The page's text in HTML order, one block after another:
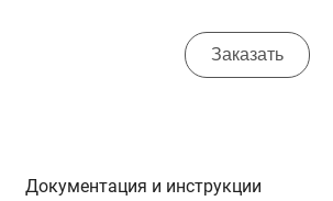
Заказать
Документация и инструкции